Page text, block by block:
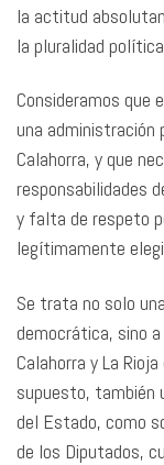
la actitud
la pluralidad política.
Consideramos que
una administración
Calahorra, y que
responsabilidades
y falta de respeto
legítimamente
Se trata no solo
democrática, sino
Calahorra y La
supuesto,
del Estado, como
de los Diputados,